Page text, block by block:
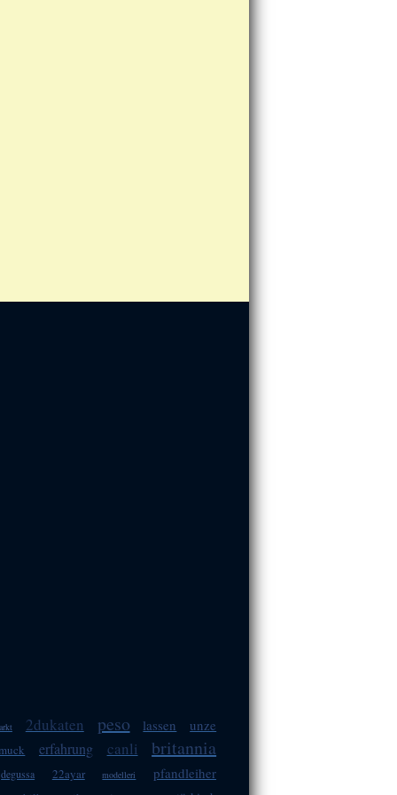
2dukaten peso lassen unze
erfahrung canli britannia
degussa 22ayar modelleri pfandleiher